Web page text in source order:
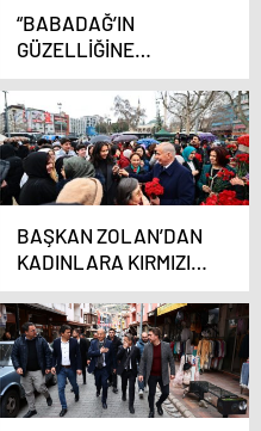
“BABADAĞ’IN
GÜZELLİĞİNE
GÜZELLİK KATMAYA
DEVAM EDECEĞİZ”
BAŞKAN ZOLAN’DAN
KADINLARA KIRMIZI
KARANFİL